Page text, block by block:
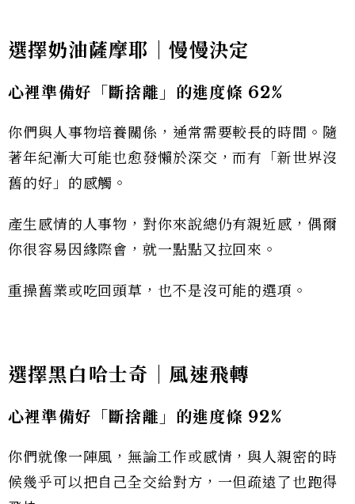
選擇奶油薩摩耶 ｜慢慢決定
心裡準備好「斷捨離」的進度條 62%
你們與人事物培養關係，通常需要較長的時間。隨
著年紀漸大可能也愈發懶於深交，而有「新世界沒
舊的好」的感觸。
產生感情的人事物，對你來說總仍有親近感，偶爾
你很容易因緣際會，就一點點又拉回來。
重操舊業或吃回頭草，也不是沒可能的選項。
選擇黑白哈士奇 ｜風速飛轉
心裡準備好「斷捨離」的進度條 92%
你們就像一陣風，無論工作或感情，與人親密的時
候幾乎可以把自己全交給對方，一但疏遠了也跑得